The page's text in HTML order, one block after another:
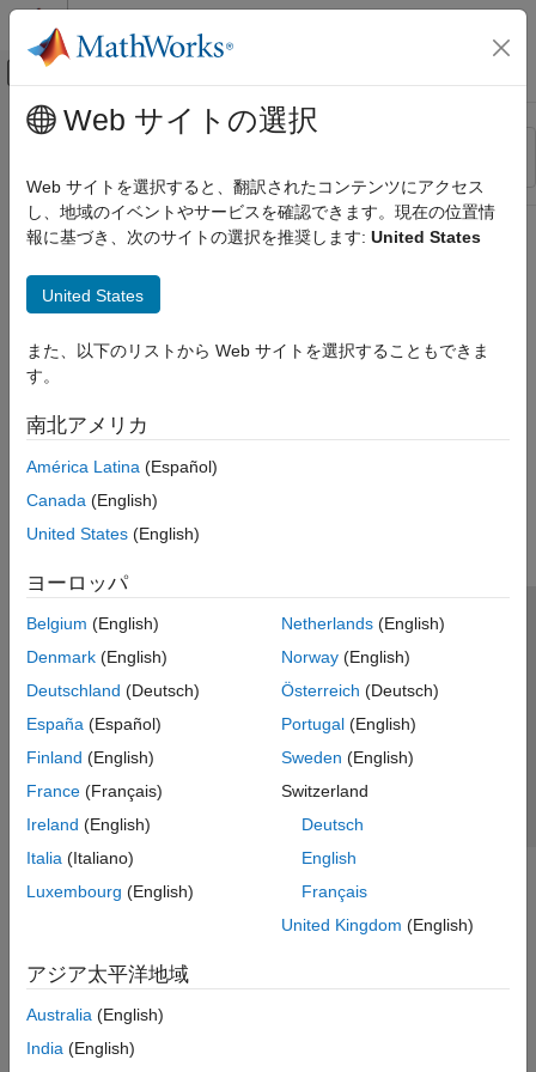
コンテンツへスキップ
オフキャンバス ナビゲーション メ
リソース
ステータス
メインコンテンツ
Web サイトの選択
Web サイトを選択すると、翻訳されたコンテンツにアクセス
し、地域のイベントやサービスを確認できます。現在の位置情
報に基づき、次のサイトの選択を推奨します: United States
United States
また、以下のリストから Web サイトを選択することもできま
す。
南北アメリカ
América Latina (Español)
Canada (English)
United States (English)
ヨーロッパ
Belgium (English)
Denmark (English)
Deutschland (Deutsch)
España (Español)
Finland (English)
France (Français)
Ireland (English)
Italia (Italiano)
Luxembourg (English)
Netherlands(English)
Norway(English)
Österreich (Deutsch)
Portugal(English)
Sweden (English)
Switzerland
Deutsch
English
Français
United Kingdom (English)
アジア太平洋地域
Australia (English)
India (English)
トラストセンター
プライバシー ポリシー
違法コピー防止
アプリケーション ステータス
© 1994-2026 The MathWorks, Inc.